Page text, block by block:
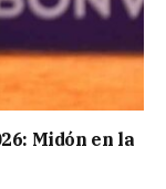
Midón en la